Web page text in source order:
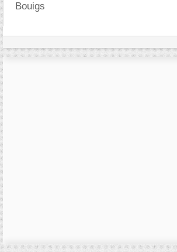
Bouigs